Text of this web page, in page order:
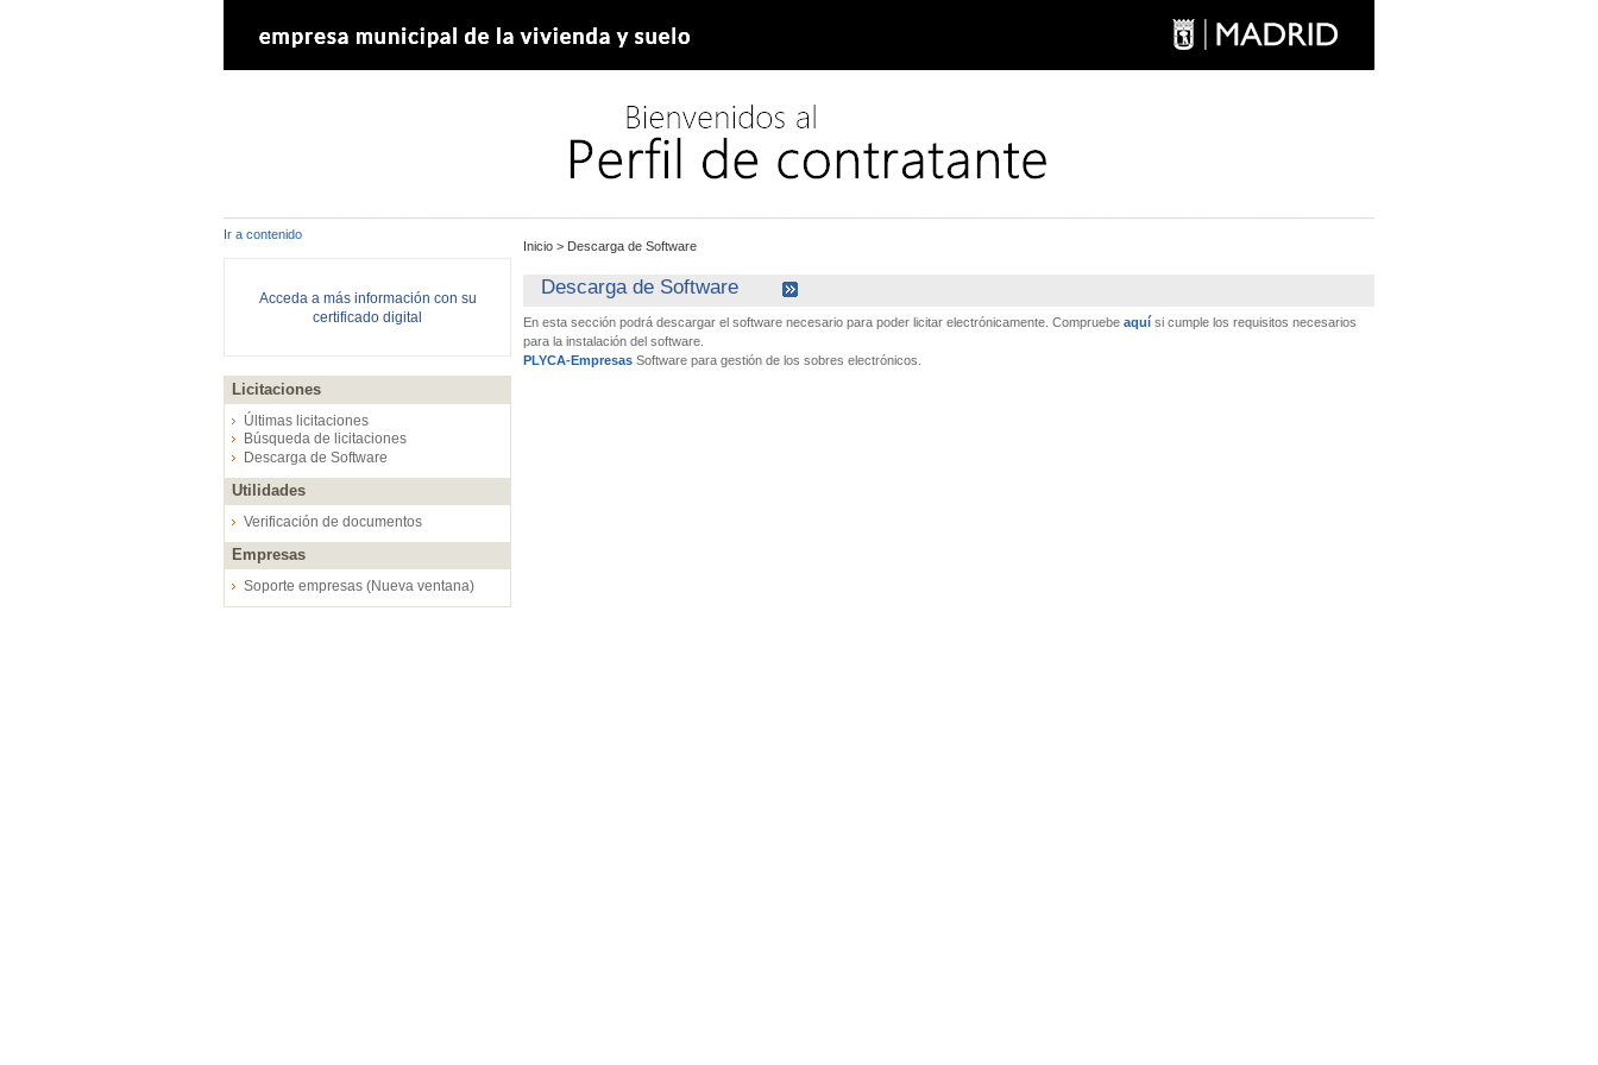
Ir a contenido
Acceda a más información con su
certificado digital
Licitaciones
Últimas licitaciones
Búsqueda de licitaciones
Descarga de Software
Utilidades
Verificación de documentos
Empresas
Soporte empresas (Nueva ventana)
Inicio > Descarga de Software
Descarga de Software
En esta sección podrá descargar el software necesario para poder licitar electrónicamente. Compruebe aquí si cumple los requisitos necesarios
para la instalación del software.
PLYCA-Empresas Software para gestión de los sobres electrónicos.